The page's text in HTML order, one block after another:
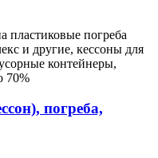
пластиковые погреба
и другие, кессоны для
контейнеры,
70%
погреба,